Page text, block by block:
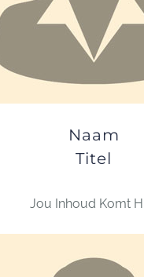
Naam
Titel
Jou Inhoud Komt